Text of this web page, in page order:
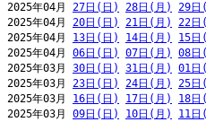
2025年04月 27日(日) 28日(月) 29日
2025年04月 20日(日) 21日(月) 22日
2025年04月 13日(日) 14日(月) 15日
2025年04月 06日(日) 07日(月) 08日
2025年03月 30日(日) 31日(月) 01日
2025年03月 23日(日) 24日(月) 25日
2025年03月 16日(日) 17日(月) 18日
2025年03月 09日(日) 10日(月) 11日